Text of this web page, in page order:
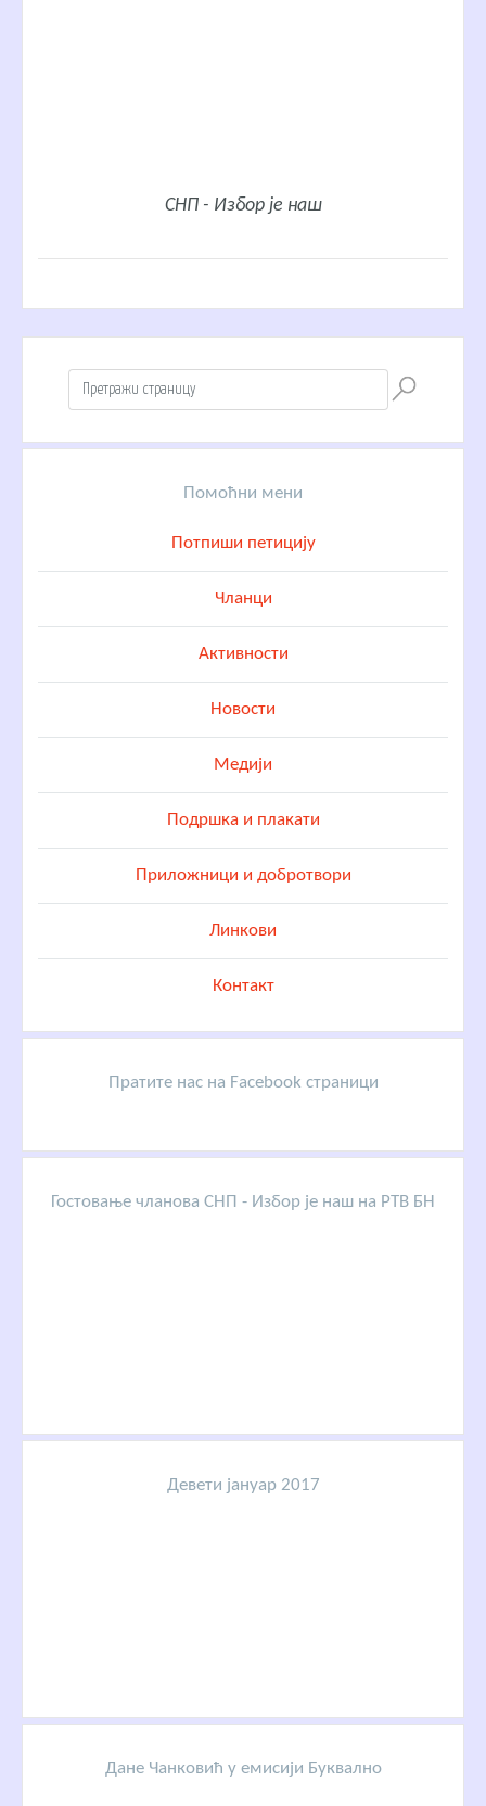
СНП - Избор је наш
Помоћни мени
Потпиши петицију
Чланци
Активности
Новости
Медији
Подршка и плакати
Приложници и добротвори
Линкови
Контакт
Пратите нас на Facebook страници
Гостовање чланова СНП - Избор је наш на РТВ БН
Девети јануар 2017
Дане Чанковић у емисији Буквално